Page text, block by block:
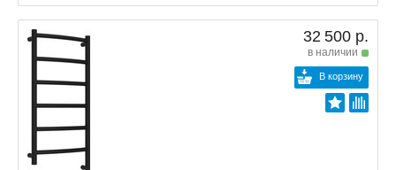
32 500 р.
в наличии
В корзину